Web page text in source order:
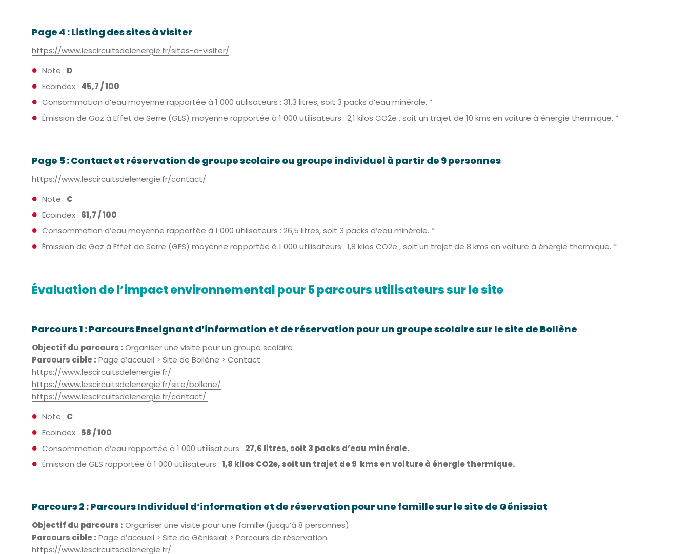
Page 4 : Listing des sites à visiter
https://www.lescircuitsdelenergie.fr/sites-a-visiter/
Note : D
Ecoindex : 45,7 / 100
Consommation d’eau moyenne rapportée à 1 000 utilisateurs : 31,3 litres, soit 3 packs d’eau minérale. *
Émission de Gaz à Effet de Serre (GES) moyenne rapportée à 1 000 utilisateurs : 2,1 kilos CO2e , soit un trajet de 10 kms en voiture à énergie thermique. *
Page 5 : Contact et réservation de groupe scolaire ou groupe individuel à partir de 9 personnes
https://www.lescircuitsdelenergie.fr/contact/
Note : C
Ecoindex : 61,7 / 100
Consommation d’eau moyenne rapportée à 1 000 utilisateurs : 26,5 litres, soit 3 packs d’eau minérale. *
Émission de Gaz à Effet de Serre (GES) moyenne rapportée à 1 000 utilisateurs : 1,8 kilos CO2e , soit un trajet de 8 kms en voiture à énergie thermique. *
Évaluation de l’impact environnemental pour 5 parcours utilisateurs sur le site
Parcours 1 : Parcours Enseignant d’information et de réservation pour un groupe scolaire sur le site de Bollène
Objectif du parcours : Organiser une visite pour un groupe scolaire
Parcours cible : Page d’accueil > Site de Bollène > Contact
https://www.lescircuitsdelenergie.fr/
https://www.lescircuitsdelenergie.fr/site/bollene/
https://www.lescircuitsdelenergie.fr/contact/
Note : C
Ecoindex : 58 / 100
Consommation d’eau rapportée à 1 000 utilisateurs : 27,6 litres, soit 3 packs d’eau minérale.
Émission de GES rapportée à 1 000 utilisateurs : 1,8 kilos CO2e, soit un trajet de 9 kms en voiture à énergie thermique.
Parcours 2 : Parcours Individuel d’information et de réservation pour une famille sur le site de Génissiat
Objectif du parcours : Organiser une visite pour une famille (jusqu’à 8 personnes)
Parcours cible : Page d’accueil > Site de Génissiat > Parcours de réservation
https://www.lescircuitsdelenergie.fr/